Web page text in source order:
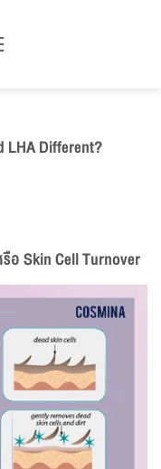
LHA Different?
อ Skin Cell Turnover